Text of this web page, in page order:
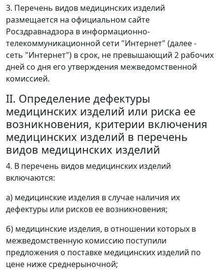
3. Перечень видов медицинских изделий
размещается на официальном сайте
Росздравнадзора в информационно-
телекоммуникационной сети "Интернет" (далее -
сеть "Интернет") в срок, не превышающий 2 рабочих
дней со дня его утверждения межведомственной
комиссией.
II. Определение дефектуры
медицинских изделий или риска ее
возникновения, критерии включения
медицинских изделий в перечень
видов медицинских изделий
4. В перечень видов медицинских изделий
включаются:
а) медицинские изделия в случае наличия их
дефектуры или рисков ее возникновения;
б) медицинские изделия, в отношении которых в
межведомственную комиссию поступили
предложения о поставке медицинских изделий по
цене ниже среднерыночной;